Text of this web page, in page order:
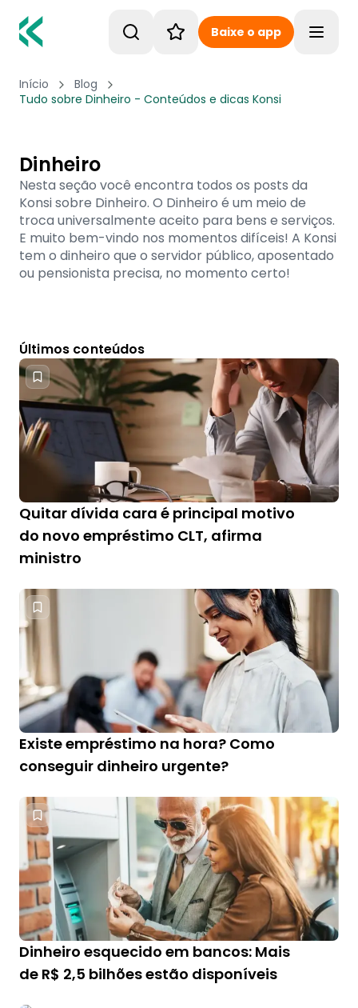
Baixe o app
Início
Blog
Tudo sobre Dinheiro - Conteúdos e dicas Konsi
Dinheiro
Nesta seção você encontra todos os posts da
Konsi sobre Dinheiro. O Dinheiro é um meio de
troca universalmente aceito para bens e serviços.
E muito bem-vindo nos momentos difíceis! A Konsi
tem o dinheiro que o servidor público, aposentado
ou pensionista precisa, no momento certo!
Últimos conteúdos
Quitar dívida cara é principal motivo
do novo empréstimo CLT, afirma
ministro
Existe empréstimo na hora? Como
conseguir dinheiro urgente?
Dinheiro esquecido em bancos: Mais
de R$ 2,5 bilhões estão disponíveis